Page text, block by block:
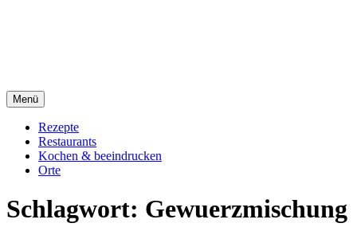
Menü
Rezepte
Restaurants
Kochen & beeindrucken
Orte
Schlagwort: Gewuerzmischung